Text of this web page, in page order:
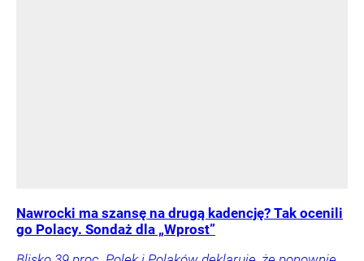
Nawrocki ma szansę na drugą kadencję? Tak ocenili
go Polacy. Sondaż dla „Wprost”